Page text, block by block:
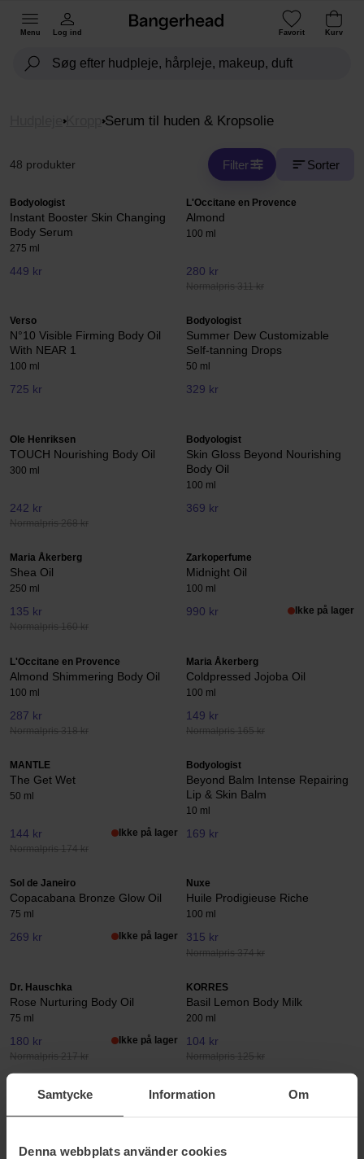
Samtycke Information Om
Denna webbplats använder cookies
Menu Log ind Favorit Kurv
Kropp Serum til huden & Kropsolie
48 produkter Filter Sorter
Bodyologist
Instant Booster Skin Changing
Body Serum
275 ml
449 kr
L'Occitane en Provence
Almond
100 ml
280 kr
Normalpris 311 kr
Verso
N°10 Visible Firming Body Oil
With NEAR 1
100 ml
725 kr
Bodyologist
Summer Dew Customizable
Self-tanning Drops
50 ml
329 kr
Ole Henriksen
TOUCH Nourishing Body Oil
300 ml
242 kr
Normalpris 268 kr
Bodyologist
Skin Gloss Beyond Nourishing
Body Oil
100 ml
369 kr
Maria Åkerberg
Shea Oil
250 ml
135 kr
Normalpris 160 kr
Zarkoperfume
Midnight Oil
100 ml
990 kr Ikke på lager
L'Occitane en Provence
Almond Shimmering Body Oil
100 ml
287 kr
Normalpris 318 kr
Maria Åkerberg
Coldpressed Jojoba Oil
100 ml
149 kr
Normalpris 165 kr
MANTLE
The Get Wet
50 ml
144 kr
Normalpris 174 kr
Ikke på lager
Bodyologist
Beyond Balm Intense Repairing
Lip & Skin Balm
10 ml
169 kr
Sol de Janeiro
Copacabana Bronze Glow Oil
75 ml
269 kr Ikke på lager
Nuxe
Huile Prodigieuse Riche
100 ml
315 kr
Normalpris 374 kr
Dr. Hauschka
Rose Nurturing Body Oil
75 ml
180 kr
Normalpris 217 kr
Ikke på lager
KORRES
Basil Lemon Body Milk
200 ml
104 kr
Normalpris 125 kr
Sol de Janeiro
Rio Sunset Bronze Glow Oil
269 kr
The Ordinary
179 kr